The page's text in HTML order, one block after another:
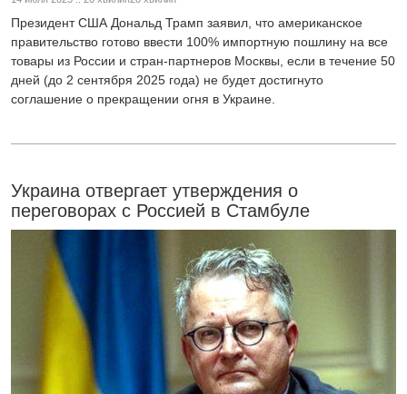
Президент США Дональд Трамп заявил, что американское
правительство готово ввести 100% импортную пошлину на все
товары из России и стран-партнеров Москвы, если в течение 50
дней (до 2 сентября 2025 года) не будет достигнуто
соглашение о прекращении огня в Украине.
Украина отвергает утверждения о
переговорах с Россией в Стамбуле